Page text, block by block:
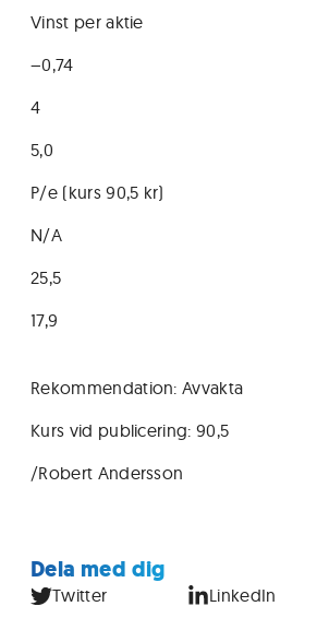
Vinst per aktie
–0,74
4
5,0
P/e (kurs 90,5 kr)
N/A
25,5
17,9
Rekommendation: Avvakta
Kurs vid publicering: 90,5
/Robert Andersson
Dela med dig
Twitter LinkedIn